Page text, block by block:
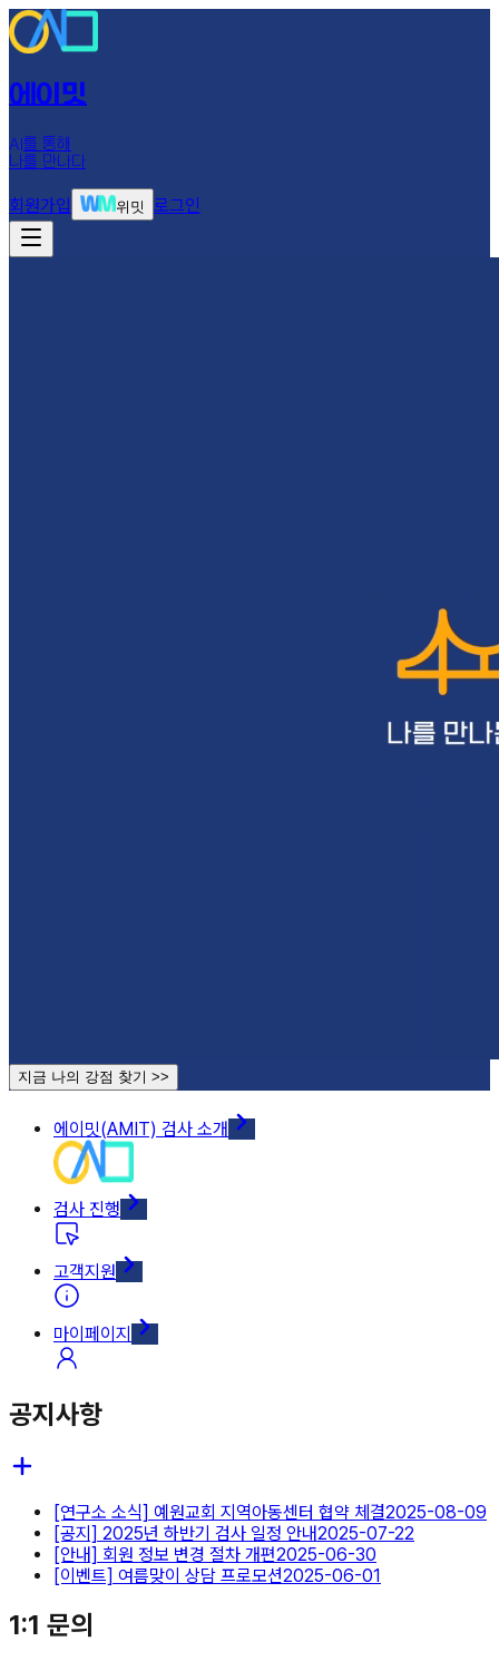
에이밋
AI를 통해
나를 만나다
회원가입 위밋 로그인
지금 나의 강점 찾기 >>
에이밋(AMIT) 검사 소개
검사 진행
고객지원
마이페이지
공지사항
[연구소 소식] 예원교회 지역아동센터 협약 체결2025-08-09
[공지] 2025년 하반기 검사 일정 안내2025-07-22
[안내] 회원 정보 변경 절차 개편2025-06-30
[이벤트] 여름맞이 상담 프로모션2025-06-01
1:1 문의